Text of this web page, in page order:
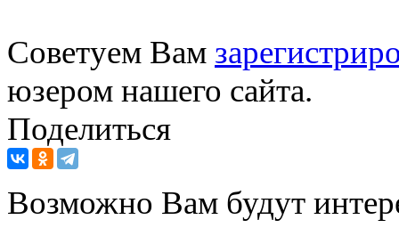
Советуем Вам
юзером нашего сайта.
Поделиться
Возможно Вам будут